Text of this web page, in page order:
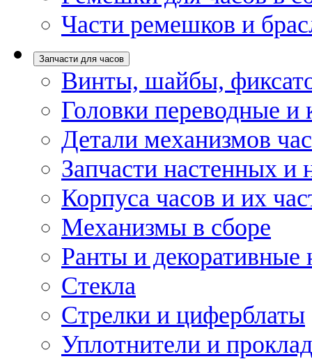
Части ремешков и
Запчасти для часов
Винты, шайбы,
Головки переводные и
Детали механизмов
Запчасти настенных и
Корпуса часов и их
Механизмы в сборе
Ранты и декоративные
Стекла
Стрелки и циферблаты
Уплотнители и